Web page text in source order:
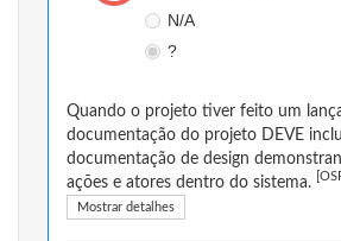
N/A
?
Quando o projeto tiver feito um
documentação do projeto DEVE
documentação de design
ações e atores dentro do sistema.
Mostrar detalhes